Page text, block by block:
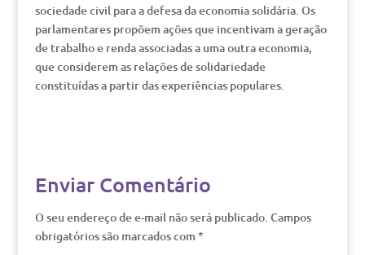
sociedade civil para a defesa da economia solidária. Os
parlamentares propõem ações que incentivam a geração
de trabalho e renda associadas a uma outra economia,
que considerem as relações de solidariedade
constituídas a partir das experiências populares.
Enviar Comentário
O seu endereço de e-mail não será publicado. Campos
obrigatórios são marcados com *